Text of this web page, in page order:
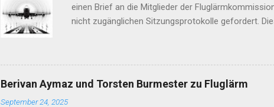
einen Brief an die Mitglieder der
nicht zugänglichen Sitzungsprotokolle gefordert.
Gremien, die gemäß § 32b des
Maßnahmen zum Schutz der Bevölkerung vor
durch Flugzeuge im Umfeld von Flughäfen zu
verschiedenen Interessengruppen zusammen:
Berivan Aymaz und Torsten Burmester zu Fluglärm
September 24, 2025